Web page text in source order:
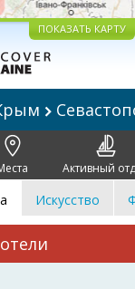
ПОКАЗАТЬ КАРТУ
Активный
Искусство